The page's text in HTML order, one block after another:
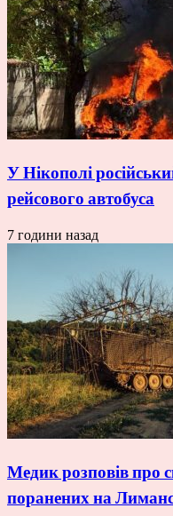
У Нікополі
рейсового автобуса
7 години назад
Медик розповів про
поранених на